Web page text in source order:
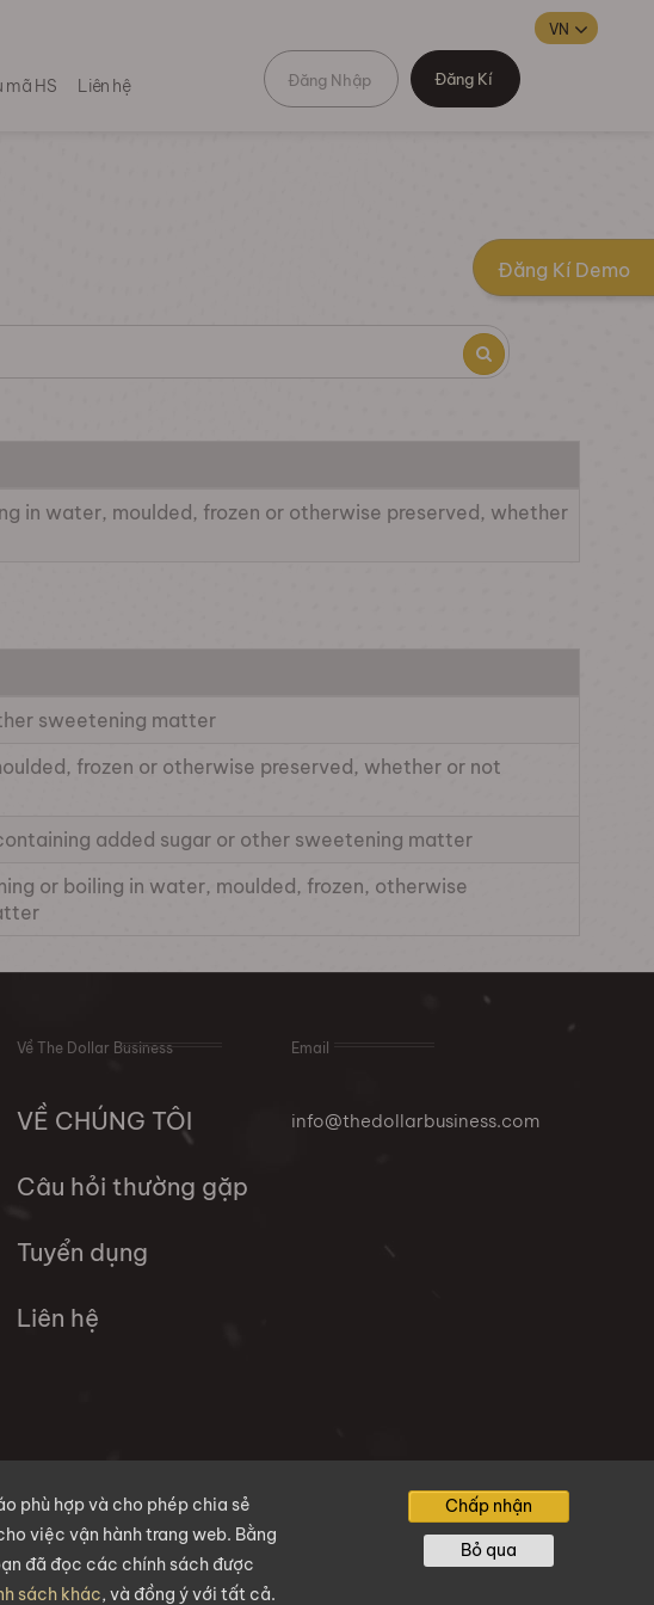
mã HS Liên hệ Đăng Nhập Đăng Kí
in water, moulded, frozen or otherwise preserved, whether
sweetening matter
frozen or otherwise preserved, whether or not
added sugar or other sweetening matter
or boiling in water, moulded, frozen, otherwise
Về The Dollar Business
VỀ CHÚNG TÔI
Câu hỏi thường gặp
Tuyển dụng
Liên hệ
Email
info@thedollarbusiness.com
phù hợp và cho phép chia sẻ
việc vận hành trang web. Bằng
đã đọc các chính sách được
sách khác, và đồng ý với tất cả.
Chấp nhận
Bỏ qua
Đăng Kí Demo